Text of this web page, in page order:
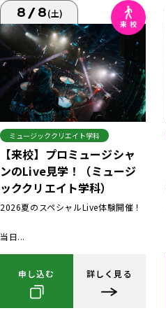
8/8(土)
ミュージッククリエイト学科
【来校】プロミュージシャ
ンのLive見学！（ミュージ
ッククリエイト学科）
2026夏のスペシャルLive体験開催！
当日...
申し込む 詳しく見る